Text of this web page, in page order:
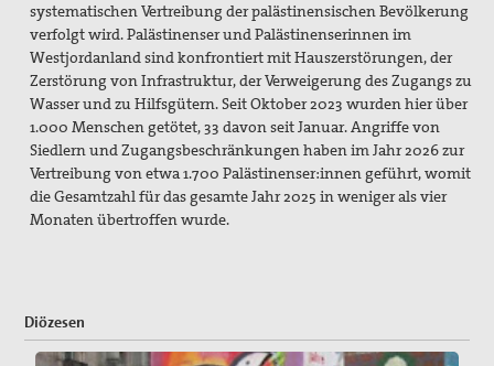
systematischen Vertreibung der palästinensischen Bevölkerung
verfolgt wird. Palästinenser und Palästinenserinnen im
Westjordanland sind konfrontiert mit Hauszerstörungen, der
Zerstörung von Infrastruktur, der Verweigerung des Zugangs zu
Wasser und zu Hilfsgütern. Seit Oktober 2023 wurden hier über
1.000 Menschen getötet, 33 davon seit Januar. Angriffe von
Siedlern und Zugangsbeschränkungen haben im Jahr 2026 zur
Vertreibung von etwa 1.700 Palästinenser:innen geführt, womit
die Gesamtzahl für das gesamte Jahr 2025 in weniger als vier
Monaten übertroffen wurde.
Diözesen